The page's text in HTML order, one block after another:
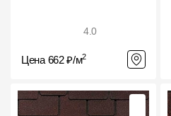
4.0
Цена 662 ₽/м2